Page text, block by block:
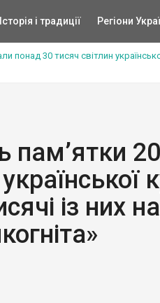
Історія і традиції Регіони
понад 30 тисяч світлин
пам’ятки
із них